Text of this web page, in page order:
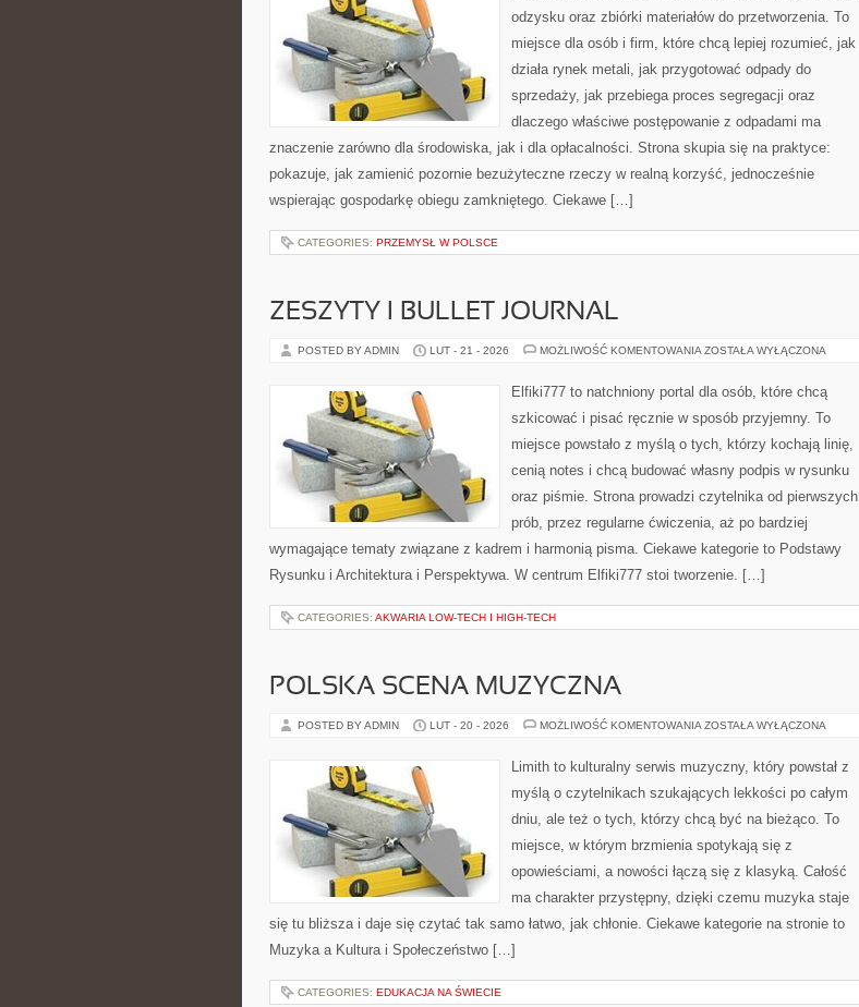
odzysku oraz zbiórki materiałów do przetworzenia. To
miejsce dla osób i firm, które chcą lepiej rozumieć, jak
działa rynek metali, jak przygotować odpady do
sprzedaży, jak przebiega proces segregacji oraz
dlaczego właściwe postępowanie z odpadami ma
znaczenie zarówno dla środowiska, jak i dla opłacalności. Strona skupia się na praktyce:
pokazuje, jak zamienić pozornie bezużyteczne rzeczy w realną korzyść, jednocześnie
wspierając gospodarkę obiegu zamkniętego. Ciekawe […]
CATEGORIES: PRZEMYSŁ W POLSCE
ZESZYTY I BULLET JOURNAL
POSTED BY ADMIN LUT - 21 - 2026 MOŻLIWOŚĆ KOMENTOWANIA ZESZYTY
JOURNAL
ZOSTAŁA WYŁĄCZONA
Elfiki777 to natchniony portal dla osób, które chcą
szkicować i pisać ręcznie w sposób przyjemny. To
miejsce powstało z myślą o tych, którzy kochają linię,
cenią notes i chcą budować własny podpis w rysunku
oraz piśmie. Strona prowadzi czytelnika od pierwszych
prób, przez regularne ćwiczenia, aż po bardziej
wymagające tematy związane z kadrem i harmonią pisma. Ciekawe kategorie to Podstawy
Rysunku i Architektura i Perspektywa. W centrum Elfiki777 stoi tworzenie. […]
CATEGORIES: AKWARIA LOW-TECH I HIGH-TECH
POLSKA SCENA MUZYCZNA
POSTED BY ADMIN LUT - 20 - 2026 MOŻLIWOŚĆ KOMENTOWANIA POLSKA
ZOSTAŁA WYŁĄCZONA
Limith to kulturalny serwis muzyczny, który powstał z
myślą o czytelnikach szukających lekkości po całym
dniu, ale też o tych, którzy chcą być na bieżąco. To
miejsce, w którym brzmienia spotykają się z
opowieściami, a nowości łączą się z klasyką. Całość
ma charakter przystępny, dzięki czemu muzyka staje
się tu bliższa i daje się czytać tak samo łatwo, jak chłonie. Ciekawe kategorie na stronie to
Muzyka a Kultura i Społeczeństwo […]
CATEGORIES: EDUKACJA NA ŚWIECIE